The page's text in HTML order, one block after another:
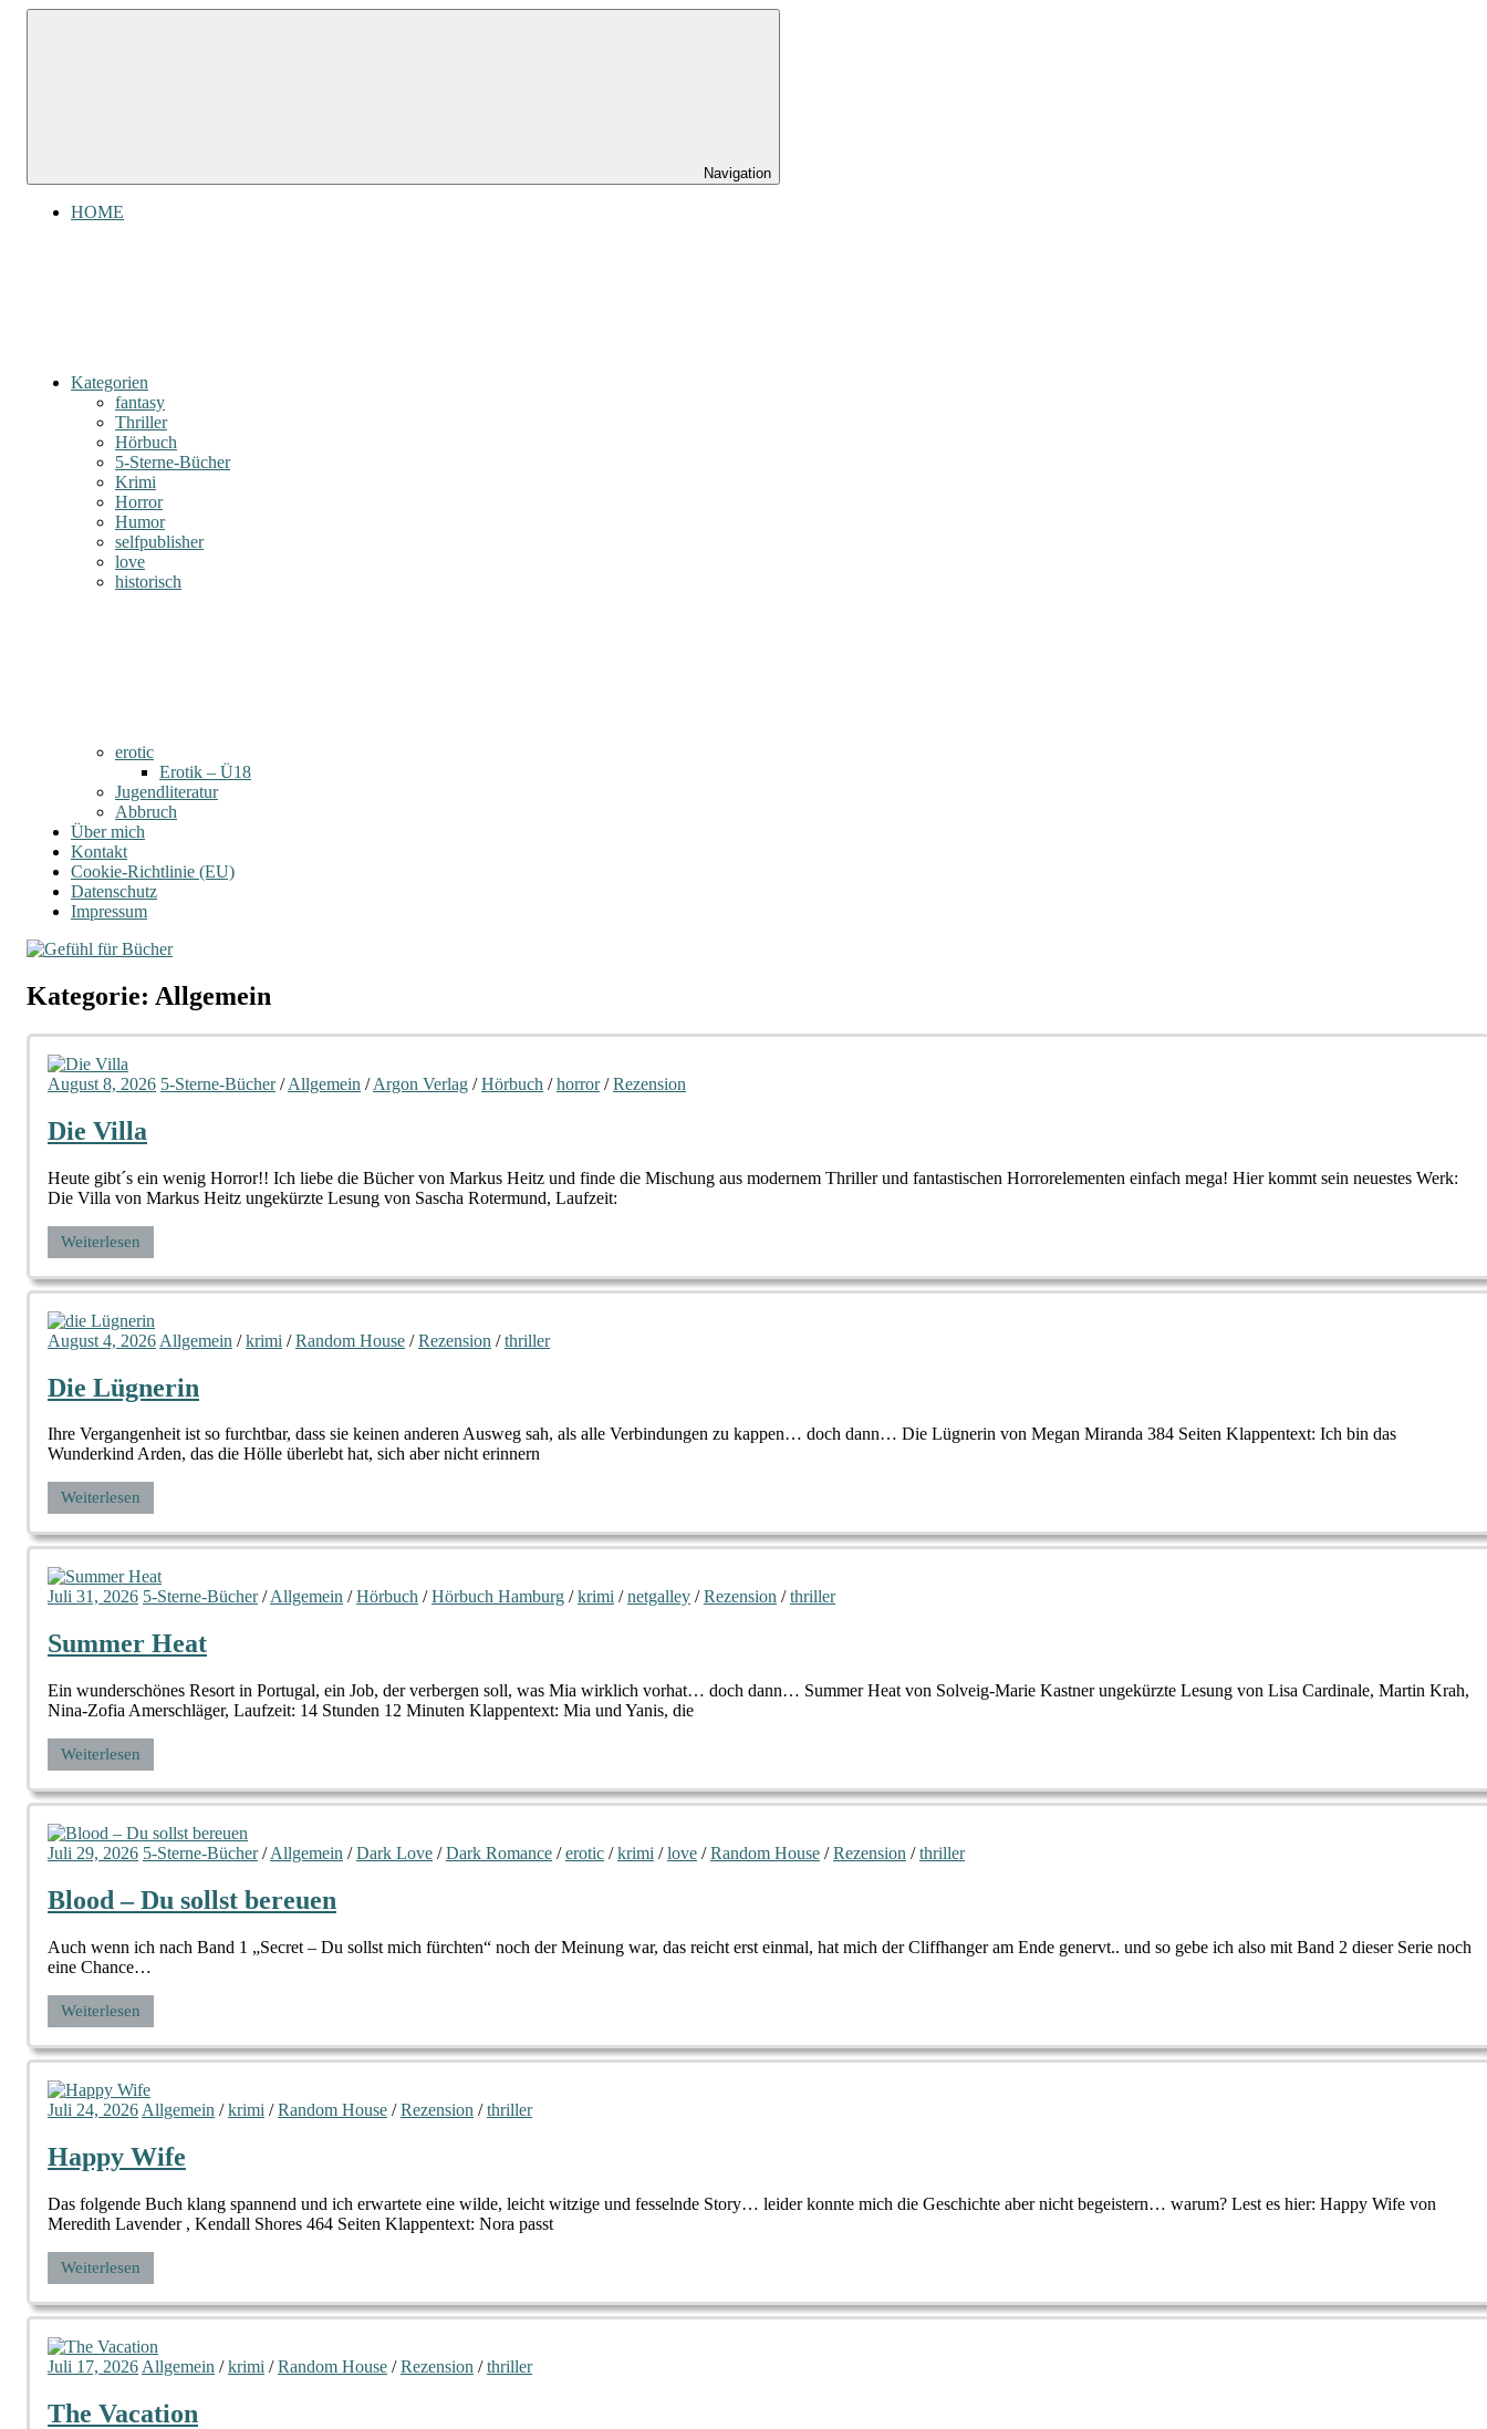
Zum
Navigation
HOME
Kategorien
fantasy
Thriller
Hörbuch
5-Sterne-Bücher
Krimi
Horror
Humor
selfpublisher
love
historisch
erotic
Erotik – Ü18
Jugendliteratur
Abbruch
Über mich
Kontakt
Cookie-Richtlinie (EU)
Datenschutz
Impressum
Kategorie: Allgemein
August 8, 2026 5-Sterne-Bücher/Allgemein /Argon Verlag /Hörbuch /horror/Rezension
Die Villa
Heute gibt´s ein wenig Horror!! Ich liebe die Bücher von Markus Heitz und finde die Mischung aus modernem Thriller und fantastischen Horrorelementen einfach mega! Hier kommt sein neuestes Werk:
Die Villa von Markus Heitz ungekürzte Lesung von Sascha Rotermund, Laufzeit:
Weiterlesen
August 4, 2026 Allgemein /krimi /Random House /Rezension /thriller
Die Lügnerin
Ihre Vergangenheit ist so furchtbar, dass sie keinen anderen Ausweg sah, als alle Verbindungen zu kappen… doch dann… Die Lügnerin von Megan Miranda 384 Seiten Klappentext: Ich bin das
Wunderkind Arden, das die Hölle überlebt hat, sich aber nicht erinnern
Weiterlesen
Juli 31, 2026 5-Sterne-Bücher/Allgemein /Hörbuch /Hörbuch Hamburg /krimi /netgalley /Rezension /thriller
Summer Heat
Ein wunderschönes Resort in Portugal, ein Job, der verbergen soll, was Mia wirklich vorhat… doch dann… Summer Heat von Solveig-Marie Kastner ungekürzte Lesung von Lisa Cardinale, Martin Krah,
Nina-Zofia Amerschläger, Laufzeit: 14 Stunden 12 Minuten Klappentext: Mia und Yanis, die
Weiterlesen
Juli 29, 2026 5-Sterne-Bücher/Allgemein /Dark Love /Dark Romance /erotic /krimi /love /Random House /Rezension /thriller
Blood – Du sollst bereuen
Auch wenn ich nach Band 1 „Secret – Du sollst mich fürchten“ noch der Meinung war, das reicht erst einmal, hat mich der Cliffhanger am Ende genervt.. und so gebe ich also mit Band 2 dieser Serie noch
eine Chance…
Weiterlesen
Juli 24, 2026 Allgemein /krimi /Random House /Rezension /thriller
Happy Wife
Das folgende Buch klang spannend und ich erwartete eine wilde, leicht witzige und fesselnde Story… leider konnte mich die Geschichte aber nicht begeistern… warum? Lest es hier: Happy Wife von
Meredith Lavender , Kendall Shores 464 Seiten Klappentext: Nora passt
Weiterlesen
Juli 17, 2026 Allgemein /krimi /Random House /Rezension /thriller
The Vacation